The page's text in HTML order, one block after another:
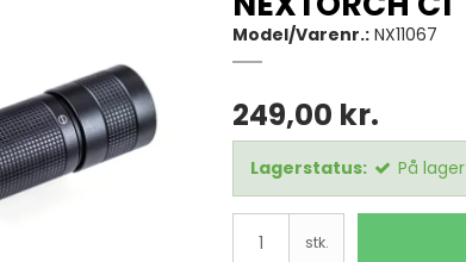
teleskoper
Dobson Go-to
teleskoper
Dobson Starsense
Model/Varenr.: NX11067
249,00 kr.
Lagerstatus: På lager
stk.